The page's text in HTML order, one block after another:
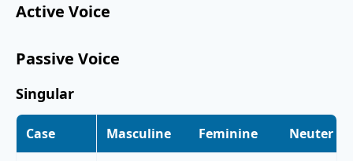
Active Voice
Passive Voice
Singular
Case Masculine Feminine Neuter